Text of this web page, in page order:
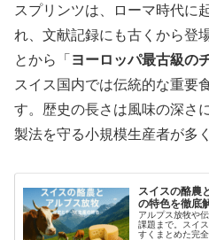
スプリンツは、ローマ時代に
れ、文献記録にも古くから登
とから「 ヨーロッパ最古級の
スイス国内では伝統的な重要
す。歴史の長さは風味の深さ
製法を守る小規模生産者が多
スイスの酪農
の特色を徹底
アルプス放牧や
課題まで。スイ
すくまとめた完全